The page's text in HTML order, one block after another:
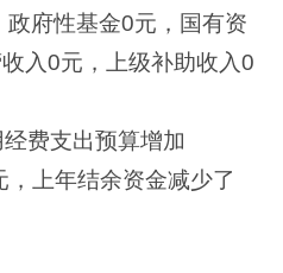
府性基金0元，国有资
入0元，上级补助收入0
费支出预算增加
上年结余资金减少了